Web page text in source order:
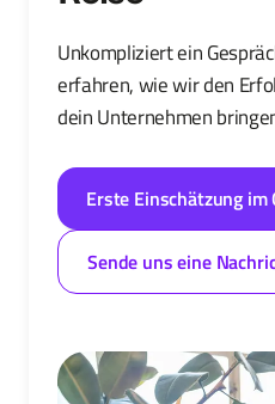
Unkompliziert ein
erfahren, wie wir den
dein Unternehmen
Erste Einschätzung im
Sende uns eine